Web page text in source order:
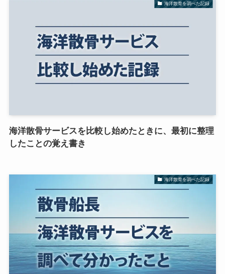
海洋散骨を調べた記録
海洋散骨サービスを比較し始めたときに、最初に整理
したことの覚え書き
海洋散骨を調べた記録